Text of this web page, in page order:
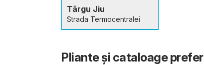
Târgu Jiu
Strada Termocentralei
Pliante și cataloage